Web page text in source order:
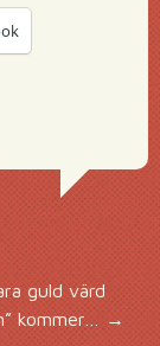
guld värd
kommer… →